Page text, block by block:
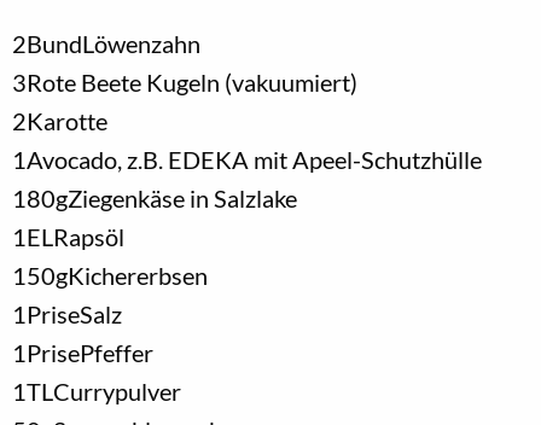
2BundLöwenzahn
3Rote Beete Kugeln (vakuumiert)
2Karotte
1 Avocado, z.B. EDEKA mit Apeel-Schutzhülle
180gZiegenkäse in Salzlake
1 EL Rapsöl
150gKichererbsen
1 PriseSalz
1 PrisePfeffer
1TL Currypulver